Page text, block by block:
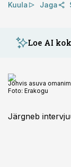
Kuula Jaga
Loe AI
Jõhvis asuva
Foto: Erakogu
Järgneb